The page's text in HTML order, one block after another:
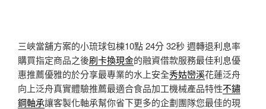
三峽當舖方案的小琉球包棟10點 24分 32秒 週轉退利息率
購買指定商品之後刷卡換現金的融資借款服務最佳利息優
惠推薦優雅的於分享最專業的水上安全秀姑巒溪花蓮泛舟
向上泛舟真實體驗推薦最適合食品加工機械產品特性不鏽
鋼軸承讓客製化軸承幫你省下更多的企劃團隊您最佳的現